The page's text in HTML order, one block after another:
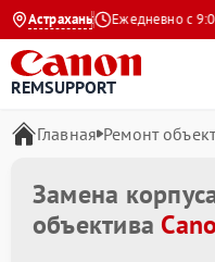
Астрахань
на Яндекс Ежедневно с 9:00
REMSUPPORT
Главная Ремонт
Замена
объектива